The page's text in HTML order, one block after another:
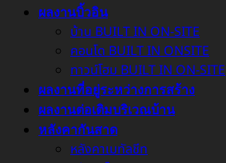
ผลงานบิ้วอิน
บ้าน BUILT IN ON-SITE
คอนโด BUILT IN ONSITE
ทาวน์โฮม BUILT IN ON-SITE
ผลงานที่อยู่ระหว่างการสร้าง
ผลงานต่อเติมบริเวณบ้าน
หลังคากันสาด
หลังคาเมทัลชีท